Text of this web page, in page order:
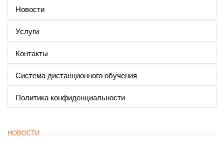
Новости
Услуги
Контакты
Система дистанционного обучения
Политика конфиденциальности
НОВОСТИ